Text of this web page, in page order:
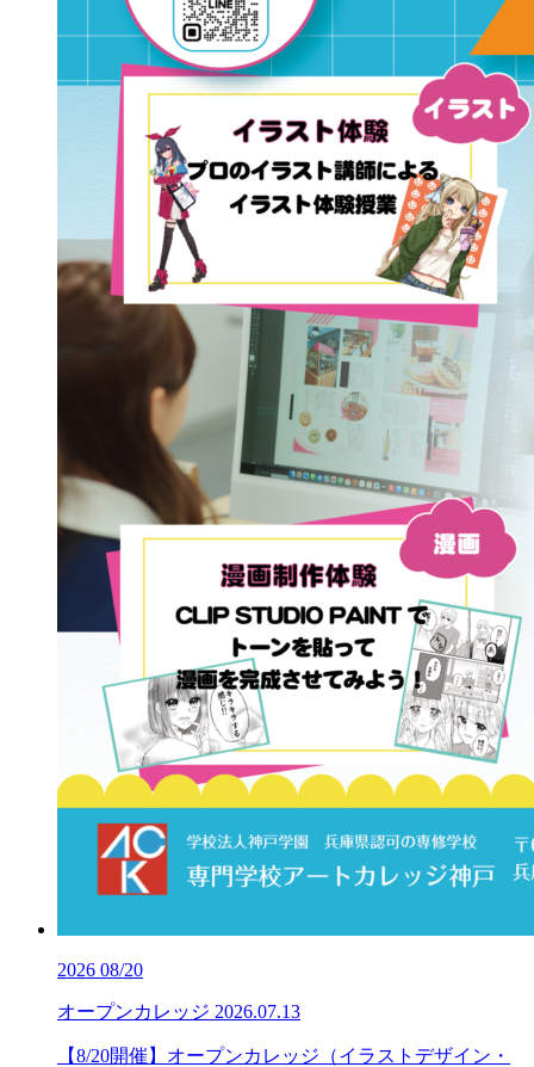
2026 08/20
オープンカレッジ 2026.07.13
【8/20開催】オープンカレッジ（イラストデザイン・